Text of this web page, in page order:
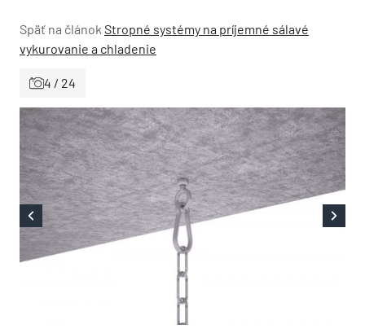
Späť na článok Stropné systémy na príjemné sálavé
vykurovanie a chladenie
4 / 24